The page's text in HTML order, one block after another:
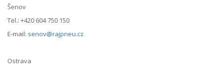
Šenov
Tel.: +420 604 750 150
E-mail: senov@rajpneu.cz
Ostrava